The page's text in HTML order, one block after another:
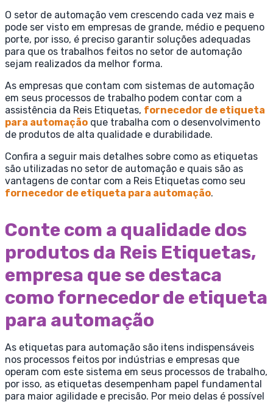
O setor de automação vem crescendo cada vez mais e
pode ser visto em empresas de grande, médio e pequeno
porte, por isso, é preciso garantir soluções adequadas
para que os trabalhos feitos no setor de automação
sejam realizados da melhor forma.
As empresas que contam com sistemas de automação
em seus processos de trabalho podem contar com a
assistência da Reis Etiquetas, fornecedor de etiqueta
para automação que trabalha com o desenvolvimento
de produtos de alta qualidade e durabilidade.
Confira a seguir mais detalhes sobre como as etiquetas
são utilizadas no setor de automação e quais são as
vantagens de contar com a Reis Etiquetas como seu
fornecedor de etiqueta para automação.
Conte com a qualidade dos
produtos da Reis Etiquetas,
empresa que se destaca
como fornecedor de etiqueta
para automação
As etiquetas para automação são itens indispensáveis
nos processos feitos por indústrias e empresas que
operam com este sistema em seus processos de trabalho,
por isso, as etiquetas desempenham papel fundamental
para maior agilidade e precisão. Por meio delas é possível